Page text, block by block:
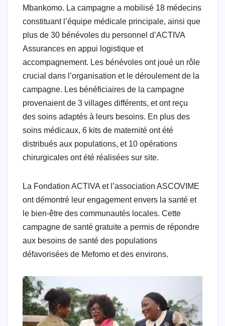
Mbankomo. La campagne a mobilisé 18 médecins
constituant l’équipe médicale principale, ainsi que
plus de 30 bénévoles du personnel d’ACTIVA
Assurances en appui logistique et
accompagnement. Les bénévoles ont joué un rôle
crucial dans l’organisation et le déroulement de la
campagne. Les bénéficiaires de la campagne
provenaient de 3 villages différents, et ont reçu
des soins adaptés à leurs besoins. En plus des
soins médicaux, 6 kits de maternité ont été
distribués aux populations, et 10 opérations
chirurgicales ont été réalisées sur site.
La Fondation ACTIVA et l’association ASCOVIME
ont démontré leur engagement envers la santé et
le bien-être des communautés locales. Cette
campagne de santé gratuite a permis de répondre
aux besoins de santé des populations
défavorisées de Mefomo et des environs.